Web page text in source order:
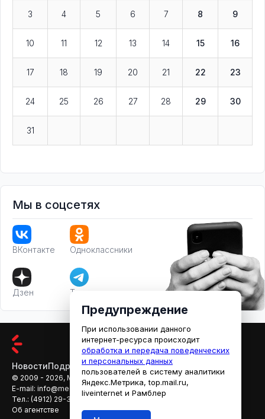
3 4 5 6 7 8 9
10 11 12 13 14 15 16
17 18 19 20 21 22 23
24 25 26 27 28 29 30
31
Мы в соцсетях
ВКонтакте Одноклассники
Дзен Телеграм
НовостиПодробностиАфишаКино
© 2009 - 2026, МЕДИАРЯЗАНЬ
E-mail: info@mediaryazan.ru
reklama@mediaryazan.ru
Тел.: (4912) 29-33-66
Об агентстве
Предупреждение
При использовании данного
интернет-ресурса происходит
обработка и передача поведенческих
и персональных данных
пользователей в систему аналитики
Яндекс.Метрика, top.mail.ru,
liveinternet и Рамблер